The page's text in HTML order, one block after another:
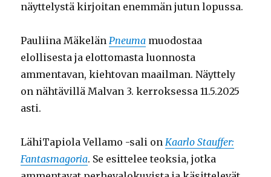
näyttelystä kirjoitan enemmän jutun lopussa.
Pauliina MäkelänPneuma muodostaa
elollisesta ja elottomasta luonnosta
ammentavan, kiehtovan maailman. Näyttely
on nähtävillä Malvan 3. kerroksessa 11.5.2025
asti.
LähiTapiola Vellamo -sali onKaarlo Stauffer:
Fantasmagoria. Se esittelee teoksia, jotka